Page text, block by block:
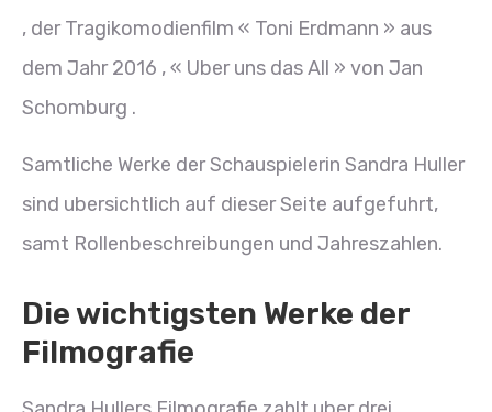
, der Tragikomodienfilm « Toni Erdmann » aus
dem Jahr 2016 , « Uber uns das All » von Jan
Schomburg .
Samtliche Werke der Schauspielerin Sandra Huller
sind ubersichtlich auf dieser Seite aufgefuhrt,
samt Rollenbeschreibungen und Jahreszahlen.
Die wichtigsten Werke der
Filmografie